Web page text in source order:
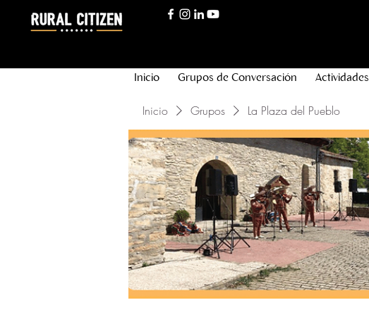
Inicio Grupos de Conversación Actividades
Inicio Grupos La Plaza del Pueblo